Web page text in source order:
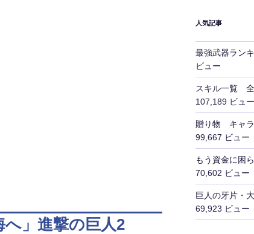
へ」進撃の巨人2
人気記事
最強武器ラン
ビュー
スキル一覧
107,189 ビュー
贈り物 キャ
99,667 ビュー
もう資金に困
70,602 ビュー
巨人の牙片・
69,923 ビュー